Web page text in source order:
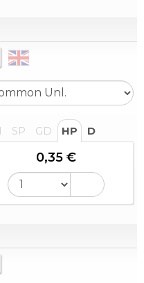
SP GD HP D
0,35 €